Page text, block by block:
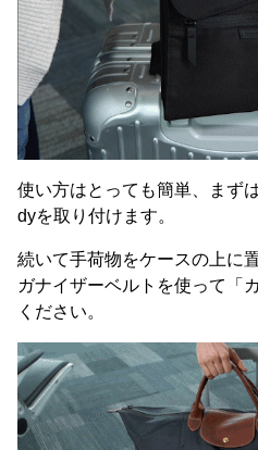
使い方はとっても簡単、まず
dyを取り付けます。
続いて手荷物をケースの上に
ガナイザーベルトを使って「
ください。